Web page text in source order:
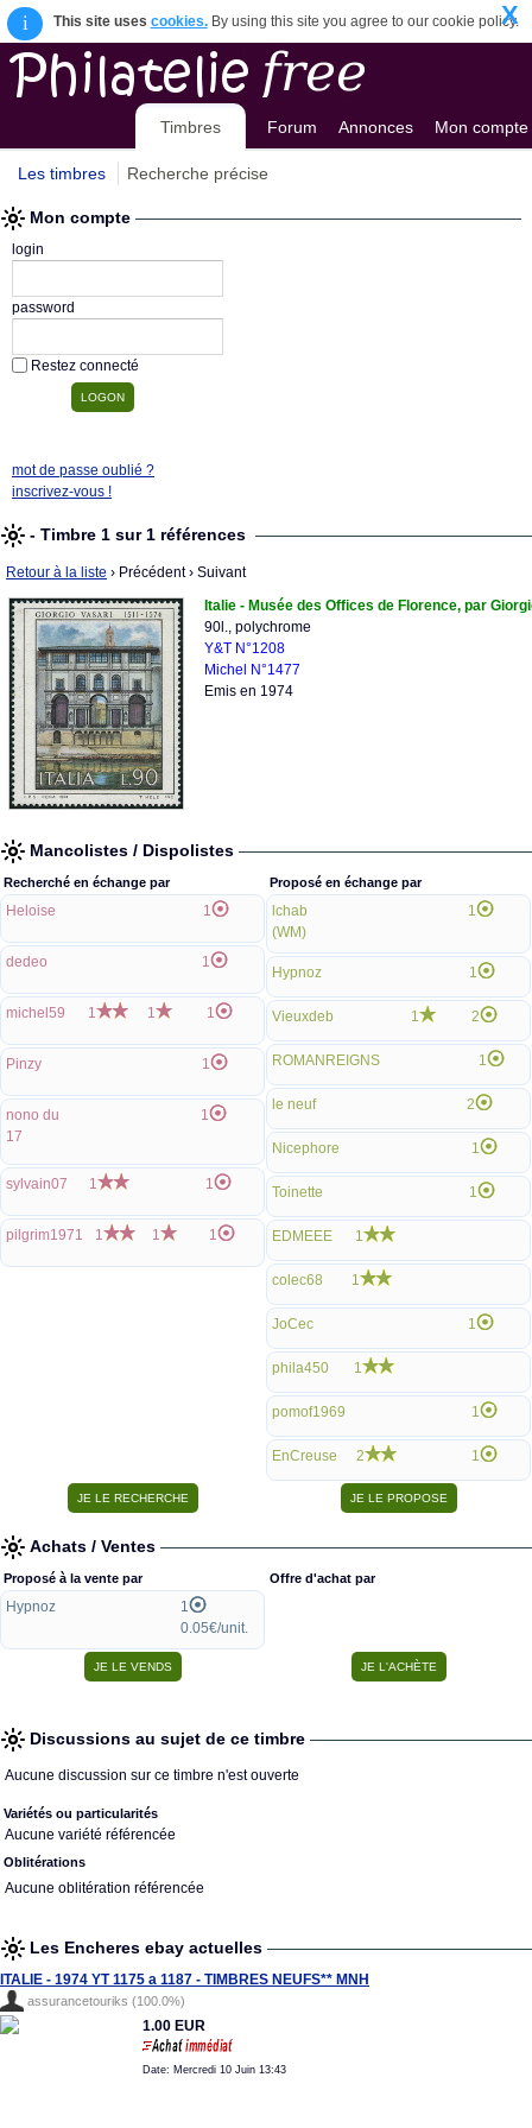
i This site uses cookies.By using this site you agree to our cookie policy.
X
Timbres Forum Annonces Mon compte
Les timbres Recherche précise
Mon compte
login
password
Restez connecté
mot de passe oublié ?
inscrivez-vous !
- Timbre 1 sur 1 références
Retour à la liste › Précédent› Suivant
Italie - Musée des Offices de Florence, par
90l., polychrome
Y&T N°1208
Michel N°1477
Emis en 1974
Mancolistes / Dispolistes
Recherché en échange par
Heloise 1
dedeo 1
michel59 1 1 1
Pinzy 1
nono du
17
1
sylvain07 1 1
pilgrim1971 1 1 1
Proposé en échange par
lchab
(WM)
1
Hypnoz 1
Vieuxdeb 1 2
ROMANREIGNS 1
le neuf 2
Nicephore 1
Toinette 1
EDMEEE 1
colec68 1
JoCec 1
phila450 1
pomof1969 1
EnCreuse 2 1
Achats / Ventes
Proposé à la vente par
Hypnoz
1
0.05€/unit.
Offre d'achat par
Discussions au sujet de ce timbre
Aucune discussion sur ce timbre n'est ouverte
Variétés ou particularités
Aucune variété référencée
Oblitérations
Aucune oblitération référencée
Les Encheres ebay actuelles
ITALIE - 1974 YT 1175 a 1187 - TIMBRES NEUFS** MNH
assurancetouriks (100.0%)
1.00 EUR
Date: Mercredi 10 Juin 13:43